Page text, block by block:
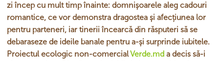
zi încep cu mult timp înainte: domnișoarele aleg cadouri
romantice, ce vor demonstra dragostea și afecțiunea lor
pentru parteneri, iar tinerii încearcă din răsputeri să se
debaraseze de ideile banale pentru a-și surprinde iubitele.
Proiectul ecologic non-comercialVerde.md a decis să-i